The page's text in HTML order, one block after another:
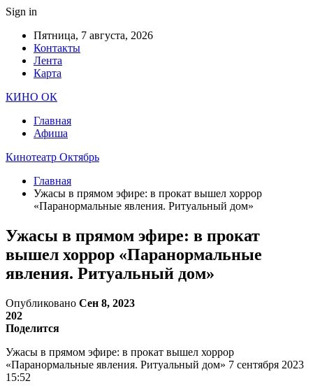
Sign in
Пятница, 7 августа, 2026
Контакты
Лента
Карта
КИНО ОК
Главная
Афиша
Кинотеатр Октябрь
Главная
Ужасы в прямом эфире: в прокат вышел хоррор
«Паранормальные явления. Ритуальный дом»
Ужасы в прямом эфире: в прокат
вышел хоррор «Паранормальные
явления. Ритуальный дом»
Опубликовано Сен 8, 2023
202
Поделится
Ужасы в прямом эфире: в прокат вышел хоррор
«Паранормальные явления. Ритуальный дом» 7 сентября 2023
15:52